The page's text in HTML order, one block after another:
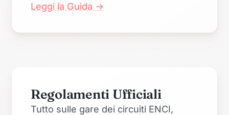
Leggi la Guida →
Regolamenti Ufficiali
Tutto sulle gare dei circuiti ENCI,